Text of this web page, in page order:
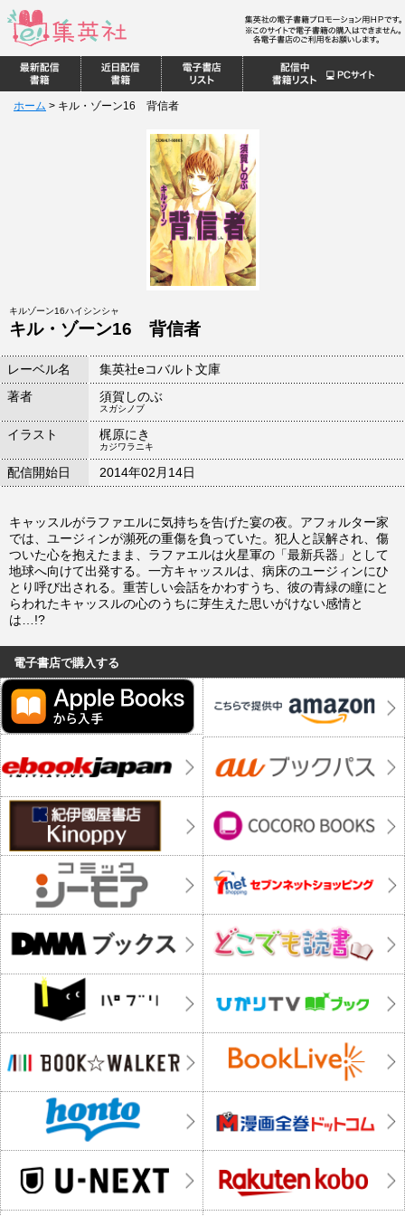
ホーム > キル・ゾーン16 背信者
キルゾーン16ハイシンシャ
キル・ゾーン16 背信者
レーベル名
集英社eコバルト文庫
著者
須賀しのぶ
スガシノブ
イラスト 梶原にき
カジワラニキ
配信開始日 2014年02月14日
キャッスルがラファエルに気持ちを告げた宴の夜。アフォルター家
では、ユージィンが瀕死の重傷を負っていた。犯人と誤解され、傷
ついた心を抱えたまま、ラファエルは火星軍の「最新兵器」として
地球へ向けて出発する。一方キャッスルは、病床のユージィンにひ
とり呼び出される。重苦しい会話をかわすうち、彼の青緑の瞳にと
らわれたキャッスルの心のうちに芽生えた思いがけない感情と
は…!?
電子書店で購入する